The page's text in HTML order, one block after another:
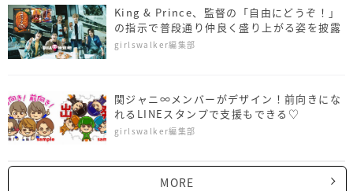
King & Prince、監督の「自由にどうぞ！」
の指示で普段通り仲良く盛り上がる姿を披露
girlswalker編集部
関ジャニ∞メンバーがデザイン！前向きにな
れるLINEスタンプで支援もできる♡
girlswalker編集部
MORE